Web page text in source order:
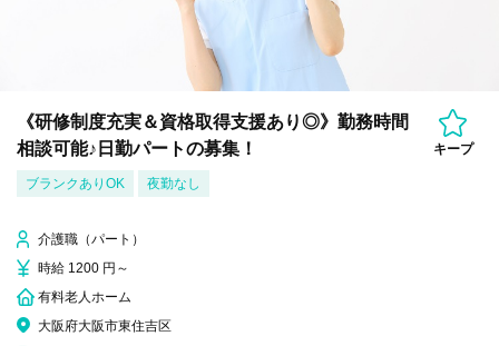
《研修制度充実＆資格取得支援あり◎》勤務時間
相談可能♪日勤パートの募集！
キープ
ブランクありOK 夜勤なし
介護職（パート）
時給 1200 円～
有料老人ホーム
大阪府大阪市東住吉区